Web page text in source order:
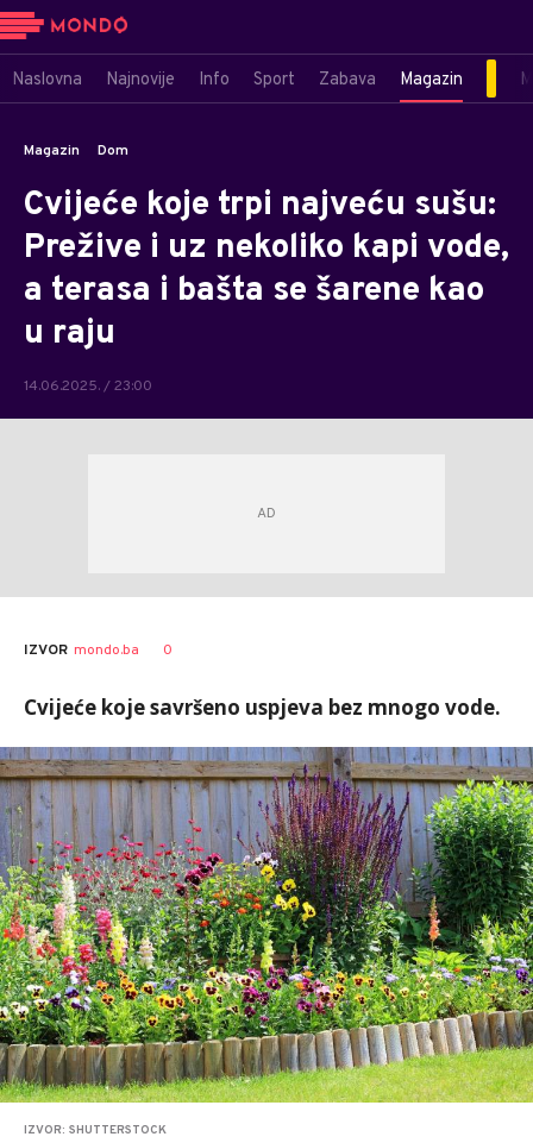
Naslovna Najnovije Info Sport Zabava Magazin
Magazin Dom
Cvijeće koje trpi najveću sušu:
Prežive i uz nekoliko kapi vode,
a terasa i bašta se šarene kao
u raju
14.06.2025. / 23:00
IZVOR mondo.ba 0
Cvijeće koje savršeno uspjeva bez mnogo vode.
IZVOR: SHUTTERSTOCK